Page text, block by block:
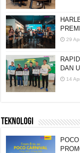
29
DAN
14
TEKNOLOGI